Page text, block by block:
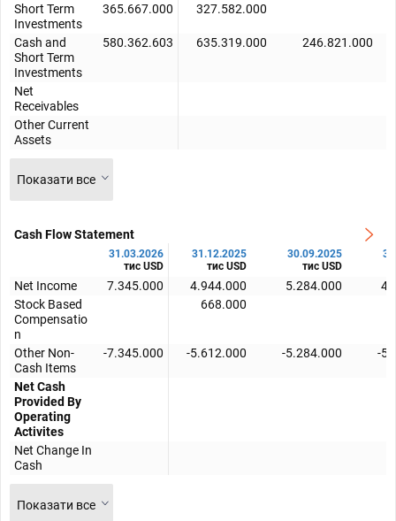
Short Term
Investments
365.667.000 327.582.000
Cash and
Short Term
Investments
580.362.603 635.319.000 246.821.000
Net
Receivables
Other Current
Assets
Показати все
Cash Flow Statement
31.03.2026
тис USD
31.12.2025
тис USD
30.09.2025
тис USD
Net Income 7.345.000 4.944.000 5.284.000
Stock Based
Compensatio
n
668.000
Other Non-
Cash Items
-7.345.000 -5.612.000 -5.284.000 -
Net Cash
Provided By
Operating
Activites
Net Change In
Cash
Показати все